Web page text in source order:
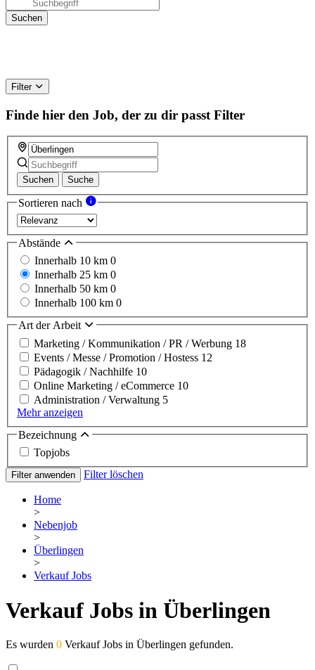
Filter
Finde hier den Job, der zu dir passt Filter
Suchen Suche
Sortieren nach
Abstände
Innerhalb 10 km 0
Innerhalb 25 km 0
Innerhalb 50 km 0
Innerhalb 100 km 0
Art der Arbeit
Marketing / Kommunikation / PR / Werbung 18
Events / Messe / Promotion / Hostess 12
Pädagogik / Nachhilfe 10
Online Marketing / eCommerce 10
Administration / Verwaltung 5
Mehr anzeigen
Bezeichnung
Topjobs
Filter anwenden Filter löschen
Home
>
Nebenjob
>
Überlingen
>
Verkauf Jobs
Verkauf Jobs in Überlingen
Es wurden 0 Verkauf Jobs in Überlingen gefunden.